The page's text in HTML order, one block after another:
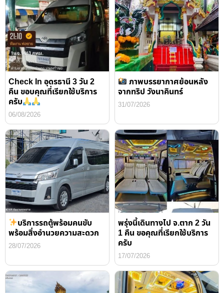
Check In อุดรธานี 3 วัน 2
คืน ขอบคุณที่เรียกใช้บริการ
ครับ
06/08/2026
ภาพบรรยากาศย้อนหลัง
จากทริป วังนาคินทร์
31/07/2026
บริการรถตู้พร้อมคนขับ
พร้อมสิ่งอำนวยความสะดวก
28/07/2026
พรุ่งนี้เดินทางไป จ.ตาก 2 วัน
1 คืน ขอคุณที่เรียกใช้บริการ
ครับ
17/07/2026